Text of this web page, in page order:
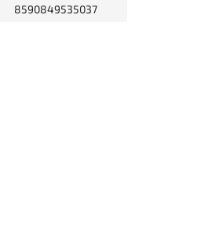
8590849535037